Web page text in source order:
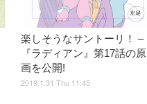
楽しそうなサントーリ！ –
『ラディアン』第17話の原
画を公開!
2019.1.31 Thu 11:45